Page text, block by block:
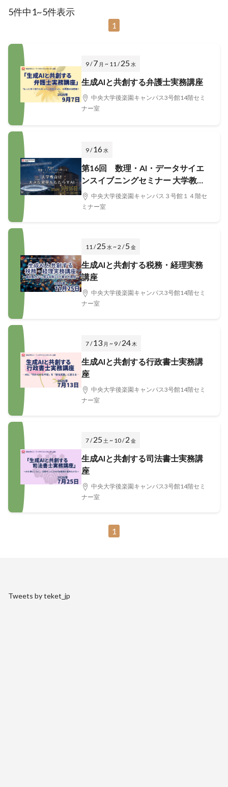
5件中1~5件表示
1
9 /7 月 ~ 11 /25 水
生成AIと共創する弁護士実務講座
中央大学後楽園キャンパス3号館14階セミ
ナー室
9 /16水
第16回 数理・AI・データサイエ
ンスイブニングセミナー 大学教育
に大きな変革をもたらすAI
中央大学後楽園キャンパス３号館１４階セ
ミナー室
11 /25 水 ~ 2 /5 金
生成AIと共創する税務・経理実務
講座
中央大学後楽園キャンパス3号館14階セミ
ナー室
7 /13 月 ~ 9 /24木
生成AIと共創する行政書士実務講
座
中央大学後楽園キャンパス3号館14階セミ
ナー室
7 /25 土 ~ 10 /2 金
生成AIと共創する司法書士実務講
座
中央大学後楽園キャンパス3号館14階セミ
ナー室
1
Tweets by teket_jp